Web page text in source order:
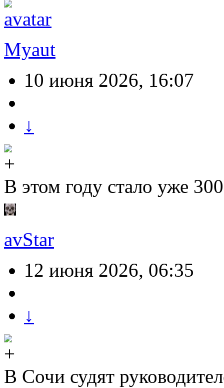
Myaut
10 июня 2026, 16:07
↓
В этом году стало уже
avStar
12 июня 2026, 06:35
↓
В Сочи судят